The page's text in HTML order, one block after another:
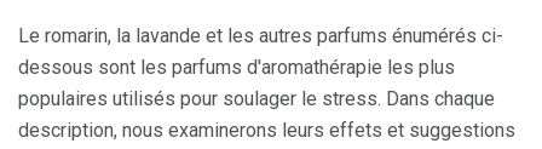
Le romarin, la lavande et les autres parfums énumérés ci-
dessous sont les parfums d'aromathérapie les plus
populaires utilisés pour soulager le stress. Dans chaque
description, nous examinerons leurs effets et suggestions